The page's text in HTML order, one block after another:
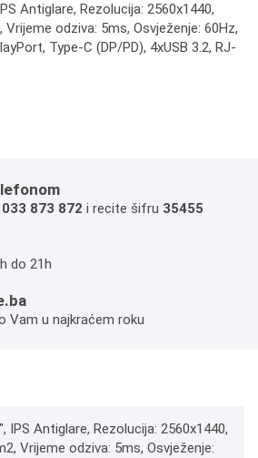
Antiglare, Rezolucija: 2560x1440,
odziva: 5ms, Osvježenje: 60Hz,
Type-C (DP/PD), 4xUSB 3.2, RJ-
033 873 872 i recite šifru 35455
do 21h
Vam u najkraćem roku
IPS Antiglare, Rezolucija: 2560x1440,
Vrijeme odziva: 5ms, Osvježenje: